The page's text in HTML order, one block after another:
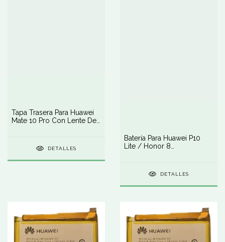
Tapa Trasera Para Huawei
Mate 10 Pro Con Lente De
DETALLES
Batería Para Huawei P10
Lite / Honor 8
DETALLES